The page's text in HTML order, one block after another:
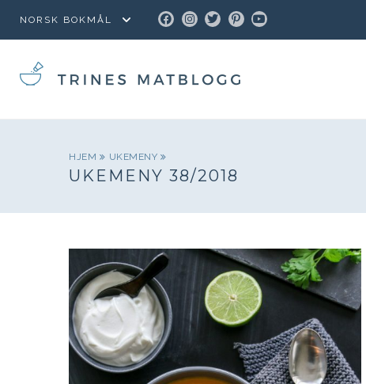
FACEBOOK
INSTAGRAM
TWITTER
PINTEREST
YOUTUBE
HJEM UKEMENY
UKEMENY 38/2018